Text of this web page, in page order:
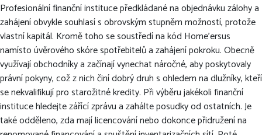
Profesionální finanční instituce předkládané na objednávku zálohy a
zahájení obvykle souhlasí s obrovským stupněm možností, protože
vlastní kapitál. Kromě toho se soustředí na kód Home’ersus
namísto úvěrového skóre spotřebitelů a zahájení pokroku. Obecně
využívají obchodníky a začínají vynechat náročné, aby poskytovaly
právní pokyny, což z nich činí dobrý druh s ohledem na dlužníky, kteří
se nekvalifikují pro starožitné kredity. Při výběru jakékoli finanční
instituce hledejte zářící zprávu a zahálte posudky od ostatních. Je
také odděleno, zda mají licencování nebo dokonce přidružení na